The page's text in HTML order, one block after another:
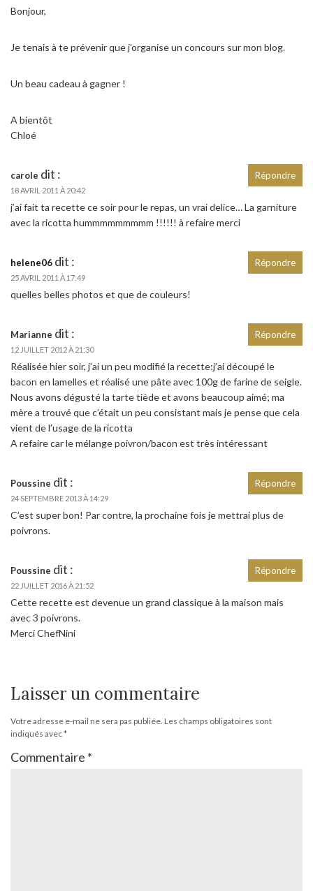
Bonjour,
Je tenais à te prévenir que j’organise un concours sur mon blog.
Un beau cadeau à gagner !
A bientôt
Chloé
carole dit :
18 AVRIL 2011 À 20:42
j’ai fait ta recette ce soir pour le repas, un vrai delice… La garniture
avec la ricotta hummmmmmmmm !!!!!! à refaire merci
Répondre
helene06 dit :
25 AVRIL 2011 À 17:49
quelles belles photos et que de couleurs!
Répondre
Marianne dit :
12 JUILLET 2012 À 21:30
Réalisée hier soir, j’ai un peu modifié la recette:j’ai découpé le
bacon en lamelles et réalisé une pâte avec 100g de farine de seigle.
Nous avons dégusté la tarte tiède et avons beaucoup aimé; ma
mère a trouvé que c’était un peu consistant mais je pense que cela
vient de l’usage de la ricotta
A refaire car le mélange poivron/bacon est très intéressant
Répondre
Poussine dit :
24 SEPTEMBRE 2013 À 14:29
C’est super bon! Par contre, la prochaine fois je mettrai plus de
poivrons.
Répondre
Poussine dit :
22 JUILLET 2016 À 21:52
Cette recette est devenue un grand classique à la maison mais
avec 3 poivrons.
Merci ChefNini
Répondre
Laisser un commentaire
Votre adresse e-mail ne sera pas publiée. Les champs obligatoires sont
indiqués avec*
Commentaire *